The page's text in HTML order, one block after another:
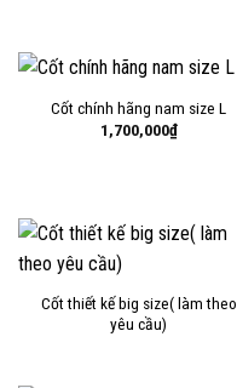
Cốt chính hãng nam size L
1,700,000₫
Cốt thiết kế big size( làm theo
yêu cầu)